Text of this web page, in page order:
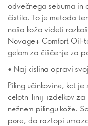
odvečnega sebuma in
čistilo. To je metoda
naša koža videti
Novage+ Comfort Oil-
gelom za čiščenje za
• Naj kislina opravi
Piling učinkovine, kot
celotni liniji izdelkov za
nežnem pilingu kože.
pore, da raztopi